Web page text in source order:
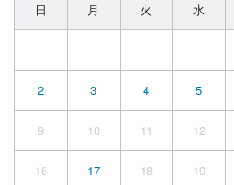
日 月 火 水
2 3 4 5
9 10 11 12
16 17 18 19